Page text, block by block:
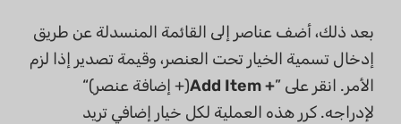
بعد ذلك، أضف عناصر إلى القائمة المنسدلة عن طريق
إدخال تسمية الخيار تحت العنصر، وقيمة تصدير إذا لزم
الأمر. انقر على ”+ Add Item
(+ إضافة عنصر)“
لإدراجه. كرر هذه العملية لكل خيار إضافي تريد